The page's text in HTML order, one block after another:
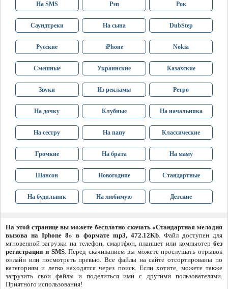
На SMS Рэп Рок
Саундтреки На сына DubStep
Русские iPhone Nokia
Смешные Украинские Казахские
Звуки Из рекламы Ретро
На дочку Клубные На начальника
На сестру На папу Классические
Громкие На брата На маму
Шансон Новогодние Стандартные
На будильник На любимую Детские
На этой странице вы можете бесплатно скачать «Стандартная мелодия
вызова на Iphone 8» в формате mp3, 472.12Kb. Файл доступен для
мгновенной загрузки на телефон, смартфон, планшет или компьютер без
регистрации и SMS. Перед скачиванием вы можете прослушать отрывок
онлайн или посмотреть превью. Все файлы на сайте отсортированы по
категориям и легко находятся через поиск. Если хотите, можете также
загрузить свои файлы и поделиться ими с другими пользователями.
Приятного использования!